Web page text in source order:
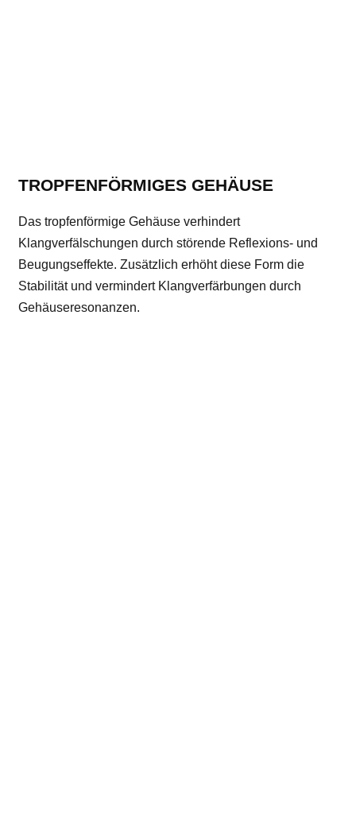
TROPFENFÖRMIGES GEHÄUSE
Das tropfenförmige Gehäuse verhindert
Klangverfälschungen durch störende Reflexions- und
Beugungseffekte. Zusätzlich erhöht diese Form die
Stabilität und vermindert Klangverfärbungen durch
Gehäuseresonanzen.